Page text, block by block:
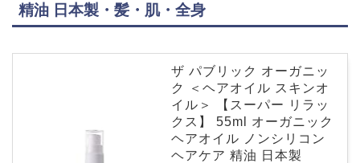
精油 日本製・髪・肌・全身
ザ パブリック オーガニッ
ク ＜ヘアオイル スキンオ
イル＞ 【スーパー リラッ
クス】 55ml オーガニック
ヘアオイル ノンシリコン
ヘアケア 精油 日本製